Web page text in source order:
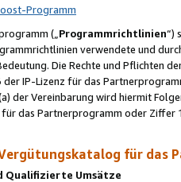
Programm
(„Programmrichtlinien“)
verwendete und
Die Rechte und Pflichten
IP-Lizenz für das
der Vereinbarung wird hiermit
das Partnerprogramm oder
für das
Qualifizierte Umsätze